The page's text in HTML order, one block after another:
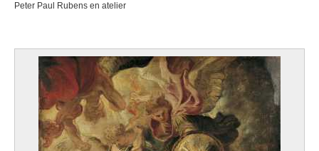
Peter Paul Rubens en atelier